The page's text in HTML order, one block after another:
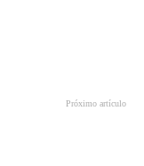
Próximo artículo